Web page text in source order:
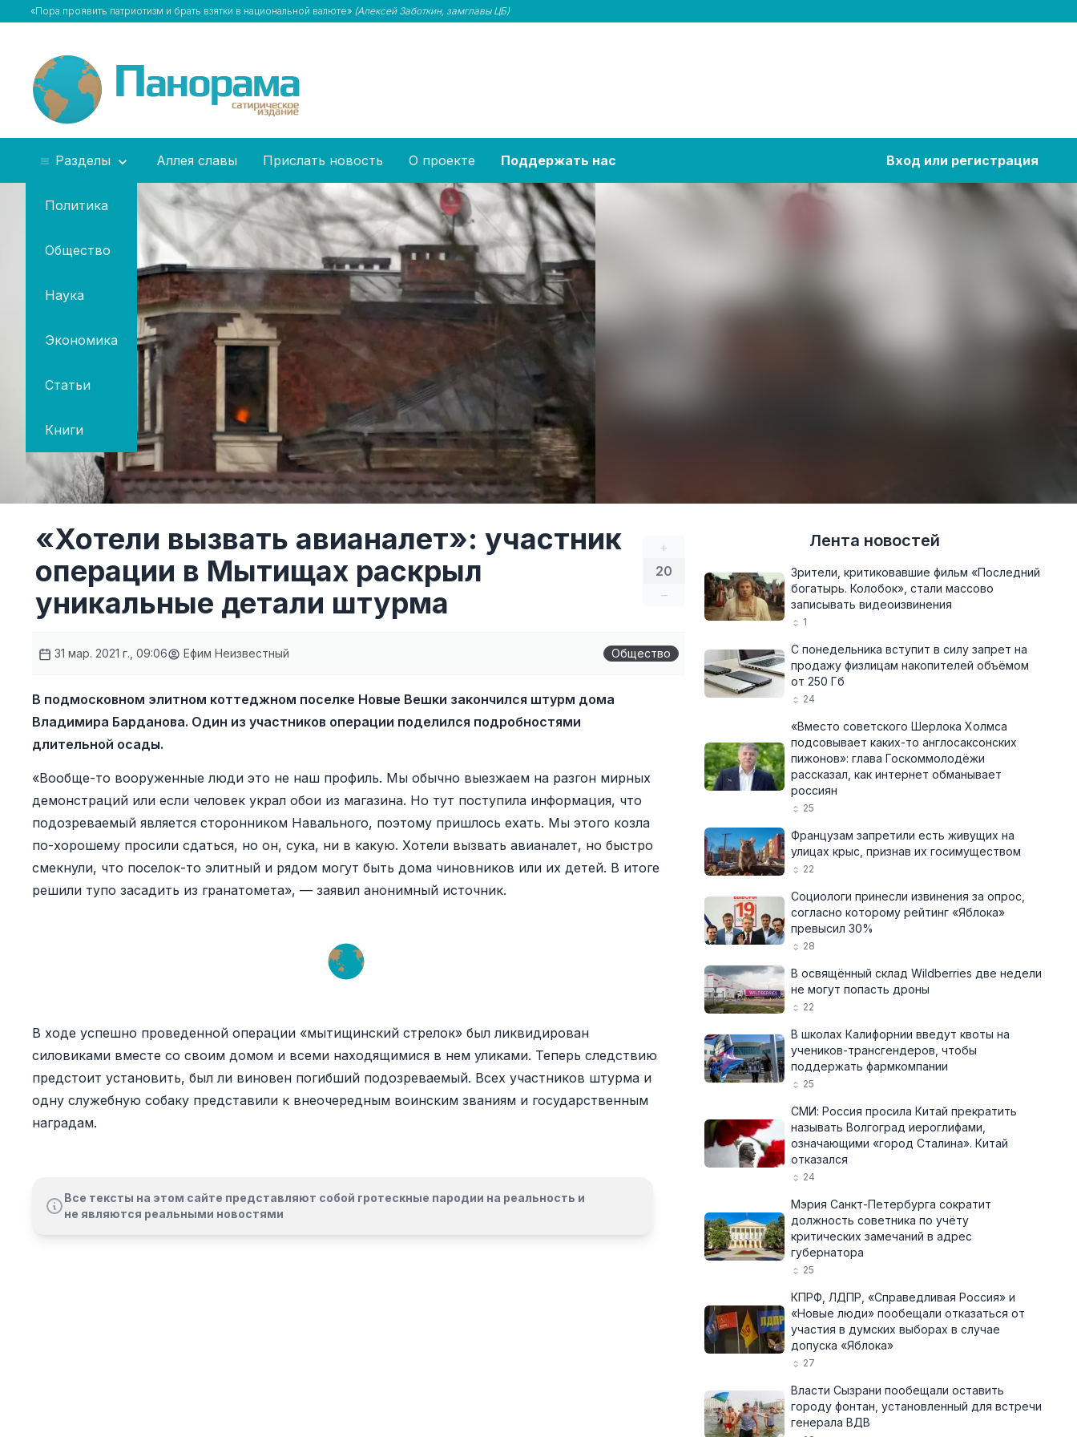
«Пора проявить патриотизм и брать взятки в национальной валюте» (Алексей Заботкин, замглавы ЦБ)
Разделы
Политика
Общество
Наука
Экономика
Статьи
Книги
Аллея славы Прислать новость О проекте Поддержать нас Вход или регистрация
+
20
–
«Хотели вызвать авианалет»: участник
операции в Мытищах раскрыл
уникальные детали штурма
31 мар. 2021 г., 09:06 Ефим Неизвестный Общество
В подмосковном элитном коттеджном поселке Новые Вешки закончился штурм дома
Владимира Барданова. Один из участников операции поделился подробностями
длительной осады.
«Вообще-то вооруженные люди это не наш профиль. Мы обычно выезжаем на разгон мирных
демонстраций или если человек украл обои из магазина. Но тут поступила информация, что
подозреваемый является сторонником Навального, поэтому пришлось ехать. Мы этого козла
по-хорошему просили сдаться, но он, сука, ни в какую. Хотели вызвать авианалет, но быстро
смекнули, что поселок-то элитный и рядом могут быть дома чиновников или их детей. В итоге
решили тупо засадить из гранатомета», — заявил анонимный источник.
В ходе успешно проведенной операции «мытищинский стрелок» был ликвидирован
силовиками вместе со своим домом и всеми находящимися в нем уликами. Теперь следствию
предстоит установить, был ли виновен погибший подозреваемый. Всех участников штурма и
одну служебную собаку представили к внеочередным воинским званиям и государственным
наградам.
Все тексты на этом сайте представляют собой гротескные пародии на реальность и
не являются реальными новостями
Лента новостей
Зрители, критиковавшие фильм «Последний
богатырь. Колобок», стали массово
записывать видеоизвинения
1
С понедельника вступит в силу запрет на
продажу физлицам накопителей объёмом
от 250 Гб
24
«Вместо советского Шерлока Холмса
подсовывает каких-то англосаксонских
пижонов»: глава Госкоммолодёжи
рассказал, как интернет обманывает
россиян
25
Французам запретили есть живущих на
улицах крыс, признав их госимуществом
22
Социологи принесли извинения за опрос,
согласно которому рейтинг «Яблока»
превысил 30%
28
В освящённый склад Wildberries две недели
не могут попасть дроны
22
В школах Калифорнии введут квоты на
учеников-трансгендеров, чтобы
поддержать фармкомпании
25
СМИ: Россия просила Китай прекратить
называть Волгоград иероглифами,
означающими «город Сталина». Китай
отказался
24
Мэрия Санкт-Петербурга сократит
должность советника по учёту
критических замечаний в адрес
губернатора
25
КПРФ, ЛДПР, «Справедливая Россия» и
«Новые люди» пообещали отказаться от
участия в думских выборах в случае
допуска «Яблока»
27
Власти Сызрани пообещали оставить
городу фонтан, установленный для встречи
генерала ВДВ